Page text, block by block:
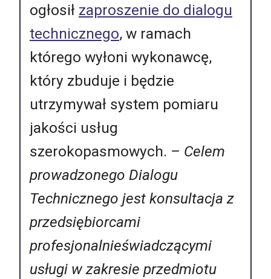
ogłosił zaproszenie do dialogu
technicznego, w ramach
którego wyłoni wykonawcę,
który zbuduje i będzie
utrzymywał system pomiaru
jakości usług
szerokopasmowych. – Celem
prowadzonego Dialogu
Technicznego jest konsultacja z
przedsiębiorcami
profesjonalnieświadczącymi
usługi w zakresie przedmiotu